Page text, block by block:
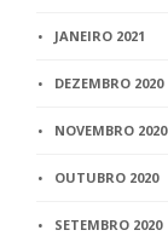
JANEIRO 2021
DEZEMBRO 2020
NOVEMBRO 2020
OUTUBRO 2020
SETEMBRO 2020